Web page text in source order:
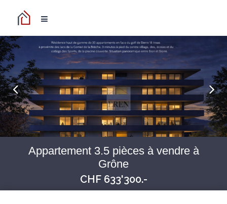
Appartement 3.5 pièces à vendre à
Grône
CHF 633'300.-